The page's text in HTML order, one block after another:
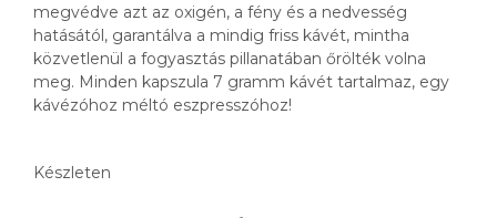
megvédve azt az oxigén, a fény és a nedvesség
hatásától, garantálva a mindig friss kávét, mintha
közvetlenül a fogyasztás pillanatában őrölték volna
meg. Minden kapszula 7 gramm kávét tartalmaz, egy
kávézóhoz méltó eszpresszóhoz!
Készleten